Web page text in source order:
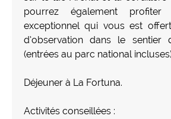
pourrez également profiter
exceptionnel qui vous est
d’observation dans le sentier
(entrées au parc national
Déjeuner à La Fortuna.
Activités conseillées :